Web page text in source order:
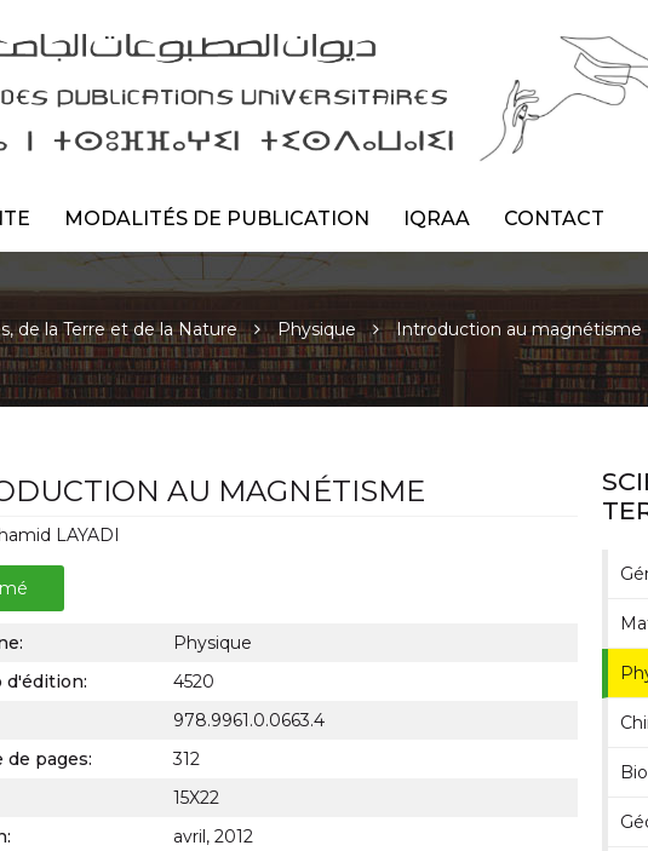
MODALITÉS DE PUBLICATION IQRAA CONTACT
de la Terre et de la Nature Physique Introduction au magnétisme
AU MAGNÉTISME
LAYADI
Physique
d'édition:
4520
978.9961.0.0663.4
de pages:
312
15X22
avril, 2012